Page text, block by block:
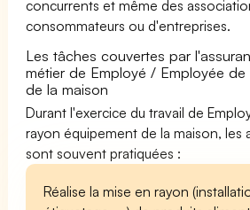
concurrents et même des
consommateurs ou d'entreprises.
Les tâches couvertes par
métier de Employé / Employée
de la maison
Durant l'exercice du travail de
rayon équipement de la maison, les
sont souvent pratiquées :
Réalise la mise en rayon